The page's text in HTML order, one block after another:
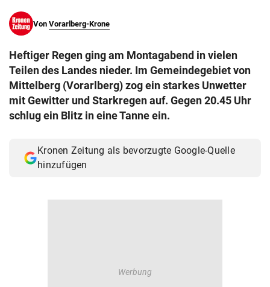
search
eingeben
© Krone Multimedia GmbH & Co KG 2026
Von Vorarlberg-Krone
Heftiger Regen ging am Montagabend in vielen
Teilen des Landes nieder. Im Gemeindegebiet von
Mittelberg (Vorarlberg) zog ein starkes Unwetter
mit Gewitter und Starkregen auf. Gegen 20.45 Uhr
schlug ein Blitz in eine Tanne ein.
Kronen Zeitung als bevorzugte Google-Quelle
hinzufügen